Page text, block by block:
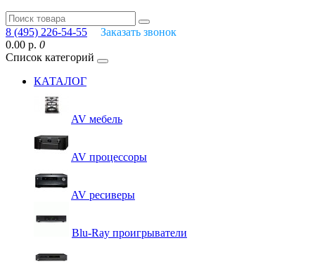
8 (495) 226-54-55
Заказать звонок
0.00 р. 0
Список категорий
КАТАЛОГ
AV мебель
AV процессоры
AV ресиверы
Blu-Ray проигрыватели